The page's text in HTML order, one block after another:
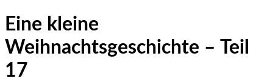
Eine kleine
Weihnachtsgeschichte – Teil
17